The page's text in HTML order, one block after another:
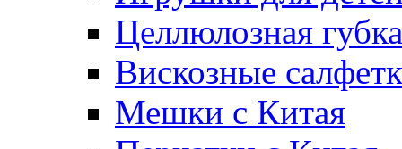
Целлюлозная губка
Вискозные
Мешки с Китая